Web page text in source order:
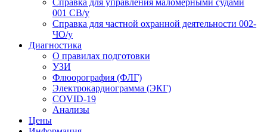
Справка для управления маломерными судами
001 СВ/у
Справка для частной охранной деятельности 002-
ЧО/у
Диагностика
О правилах подготовки
УЗИ
Флюорография (ФЛГ)
Электрокардиограмма (ЭКГ)
COVID-19
Анализы
Цены